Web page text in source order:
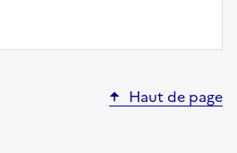
Haut de page